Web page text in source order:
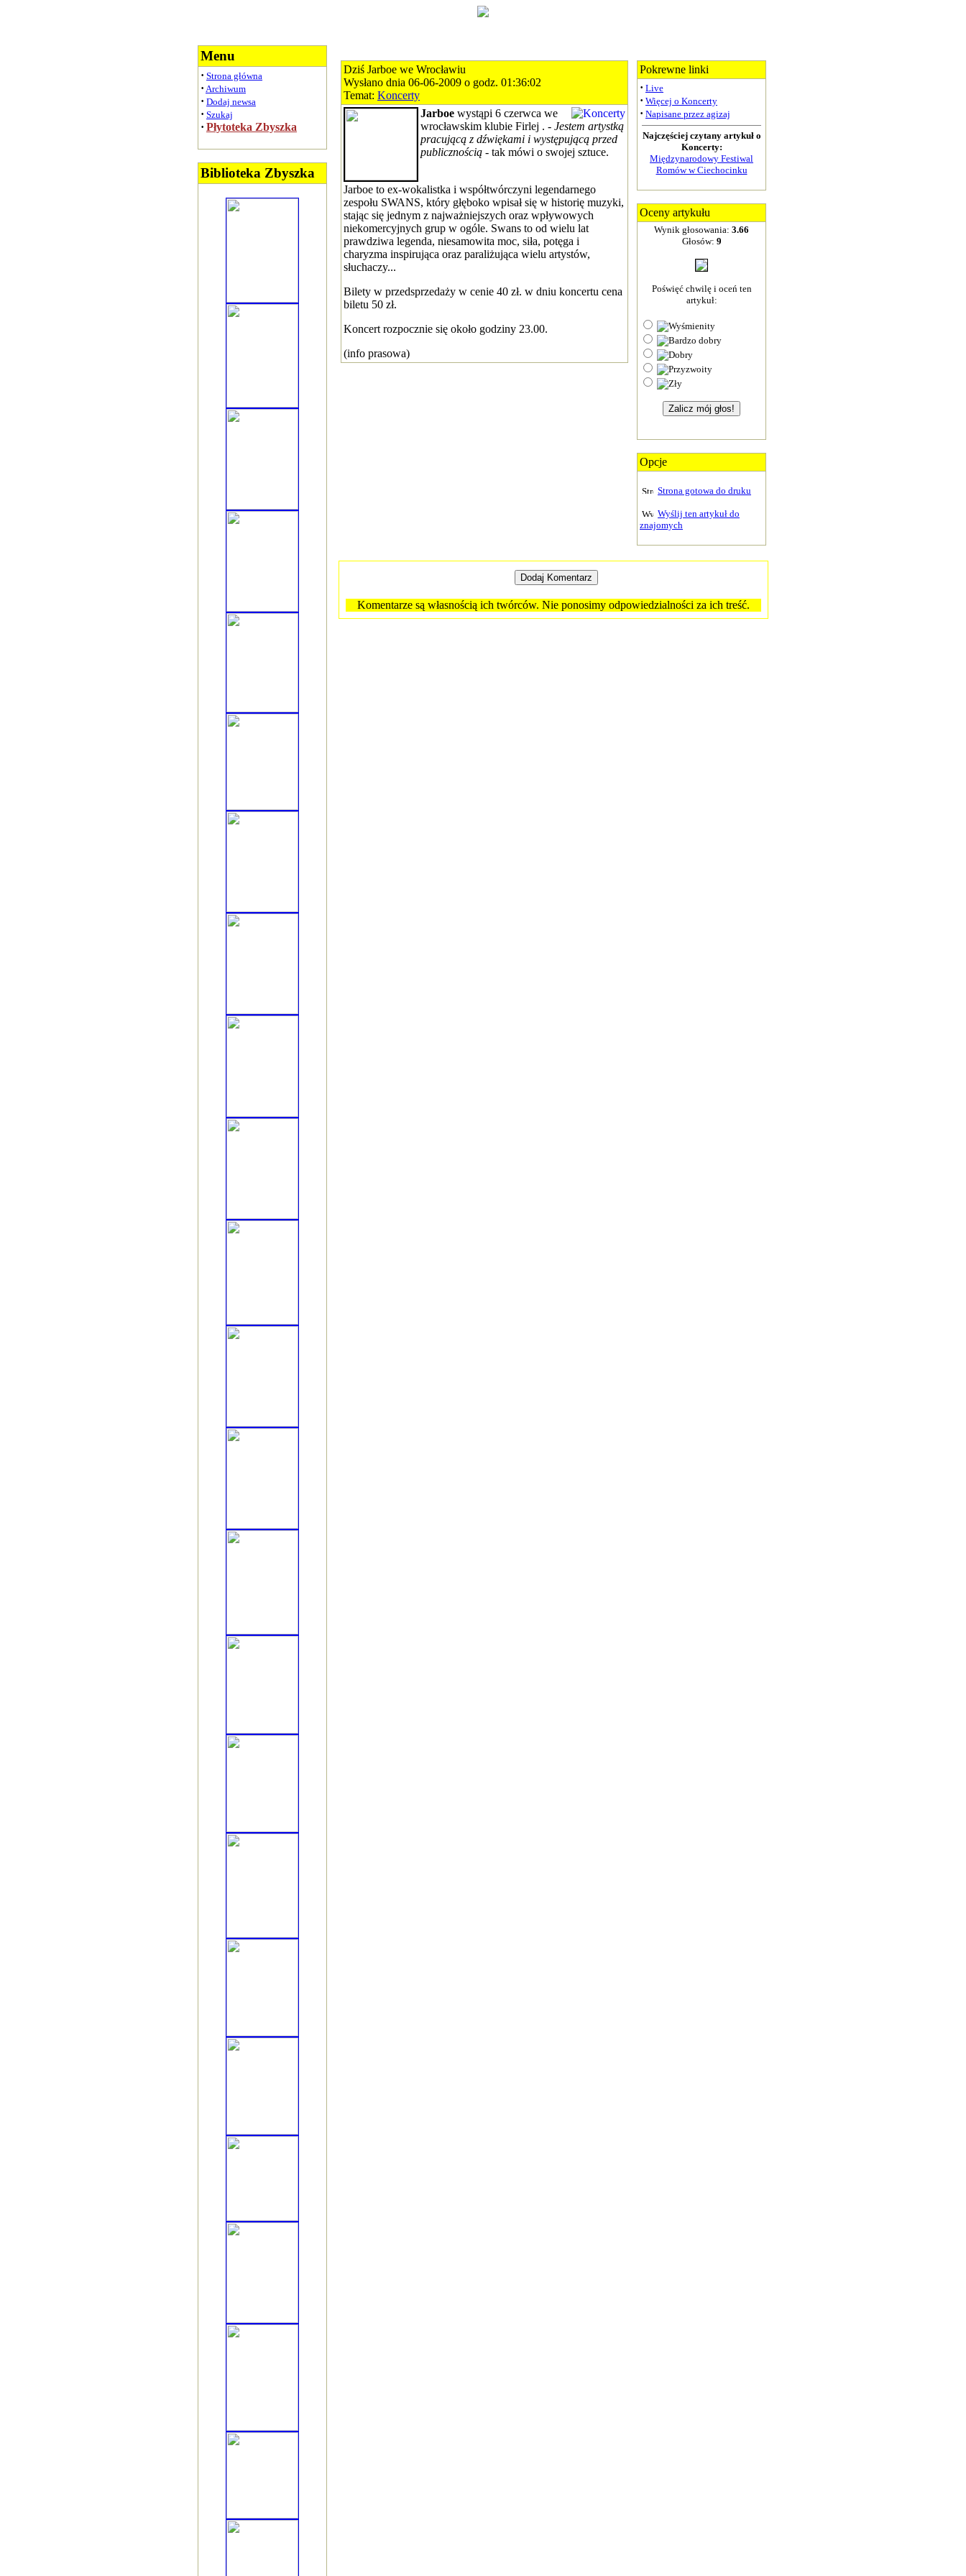
Menu
· Strona główna
· Archiwum
· Dodaj newsa
· Szukaj
· Płytoteka Zbyszka
Biblioteka Zbyszka
Dziś Jarboe we Wrocławiu
Wysłano dnia 06-06-2009 o godz. 01:36:02
Temat: Koncerty
Jarboe wystąpi 6 czerwca we
wrocławskim klubie Firlej . - Jestem artystką
pracującą z dźwiękami i występującą przed
publicznością - tak mówi o swojej sztuce.
Jarboe to ex-wokalistka i współtwórczyni legendarnego
zespołu SWANS, który głęboko wpisał się w historię muzyki,
stając się jednym z najważniejszych oraz wpływowych
niekomercyjnych grup w ogóle. Swans to od wielu lat
prawdziwa legenda, niesamowita moc, siła, potęga i
charyzma inspirująca oraz paraliżująca wielu artystów,
słuchaczy...
Bilety w przedsprzedaży w cenie 40 zł. w dniu koncertu cena
biletu 50 zł.
Koncert rozpocznie się około godziny 23.00.
(info prasowa)
Pokrewne linki
· Live
· Więcej o Koncerty
· Napisane przez agizaj
Najczęściej czytany artykuł o
Koncerty:
Międzynarodowy Festiwal
Romów w Ciechocinku
Oceny artykułu
Wynik głosowania: 3.66
Głosów: 9
Poświęć chwilę i oceń ten
artykuł:
Opcje
Strona gotowa do druku
Wyślij ten artykuł do
znajomych
Komentarze są własnością ich twórców. Nie ponosimy odpowiedzialności za ich treść.